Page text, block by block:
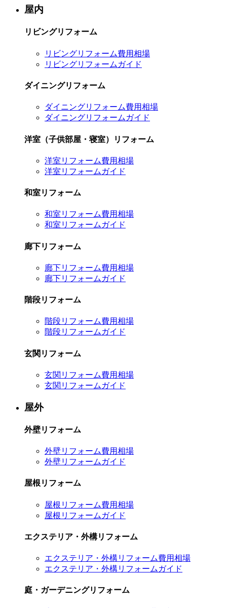
屋内
リビングリフォーム
リビングリフォーム費用相場
リビングリフォームガイド
ダイニングリフォーム
ダイニングリフォーム費用相場
ダイニングリフォームガイド
洋室（子供部屋・寝室）リフォーム
洋室リフォーム費用相場
洋室リフォームガイド
和室リフォーム
和室リフォーム費用相場
和室リフォームガイド
廊下リフォーム
廊下リフォーム費用相場
廊下リフォームガイド
階段リフォーム
階段リフォーム費用相場
階段リフォームガイド
玄関リフォーム
玄関リフォーム費用相場
玄関リフォームガイド
屋外
外壁リフォーム
外壁リフォーム費用相場
外壁リフォームガイド
屋根リフォーム
屋根リフォーム費用相場
屋根リフォームガイド
エクステリア・外構リフォーム
エクステリア・外構リフォーム費用相場
エクステリア・外構リフォームガイド
庭・ガーデニングリフォーム